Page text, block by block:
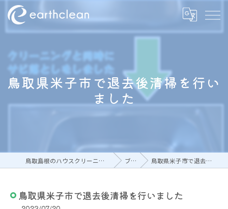
鳥取県米子市で退去後清掃を行い
ました
鳥取島根のハウスクリーニングならアースクリーン ブログ 鳥取県米子市で退去後清掃を行いました
鳥取県米子市で退去後清掃を行いました